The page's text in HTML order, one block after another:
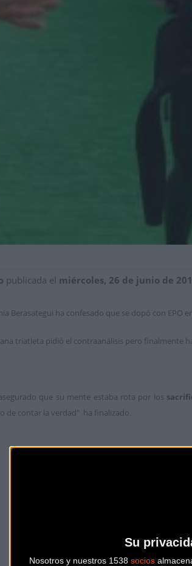
Su
Nosotros y nuestros 1538 socios
publicada el miércoles, 26 de junio de
Berasategui ha confesado que se dopó con EPO
triatleta pidió el contraanálisis pero finalmente
que su mente estaba rota por los
de contar la verdad" ha finalizado.